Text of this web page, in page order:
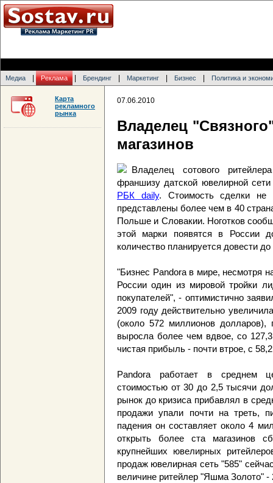
Медиа Реклама Брендинг Маркетинг Бизнес Политика и
07.06.2010
Владелец
магазинов
Владелец сотового
франшизу датской ювелирной
РБК daily. Стоимость сделки не
представлены более чем в 40
Польше и Словакии. Ноготков
этой марки появятся в России
количество планируется довести до
"Бизнес Pandora в мире, несмотря
России один из мировой тройки
покупателей", - оптимистично
2009 году действительно
(около 572 миллионов
выросла более чем вдвое, со
чистая прибыль - почти втрое, с
Pandora работает в среднем
стоимостью от 30 до 2,5 тысячи
рынок до кризиса прибавлял в
продажи упали почти на треть,
падения он составляет около 4
открыть более ста магазинов
крупнейших ювелирных
продаж ювелирная сеть "585"
величине ритейлер "Яшма Золото" -
Карта
рекламного
рынка